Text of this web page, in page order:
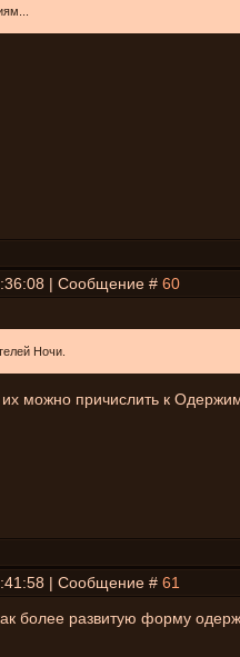
| Сообщение # 60
Ночи.
можно причислить к
| Сообщение # 61
более развитую форму